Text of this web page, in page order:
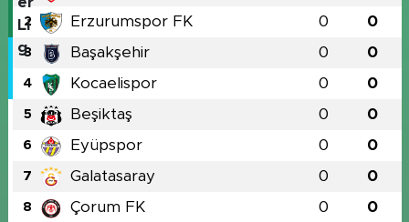
2 Erzurumspor FK 0 0
3 Başakşehir 0 0
4 Kocaelispor 0 0
5 Beşiktaş 0 0
6 Eyüpspor 0 0
7 Galatasaray 0 0
8 Çorum FK 0 0